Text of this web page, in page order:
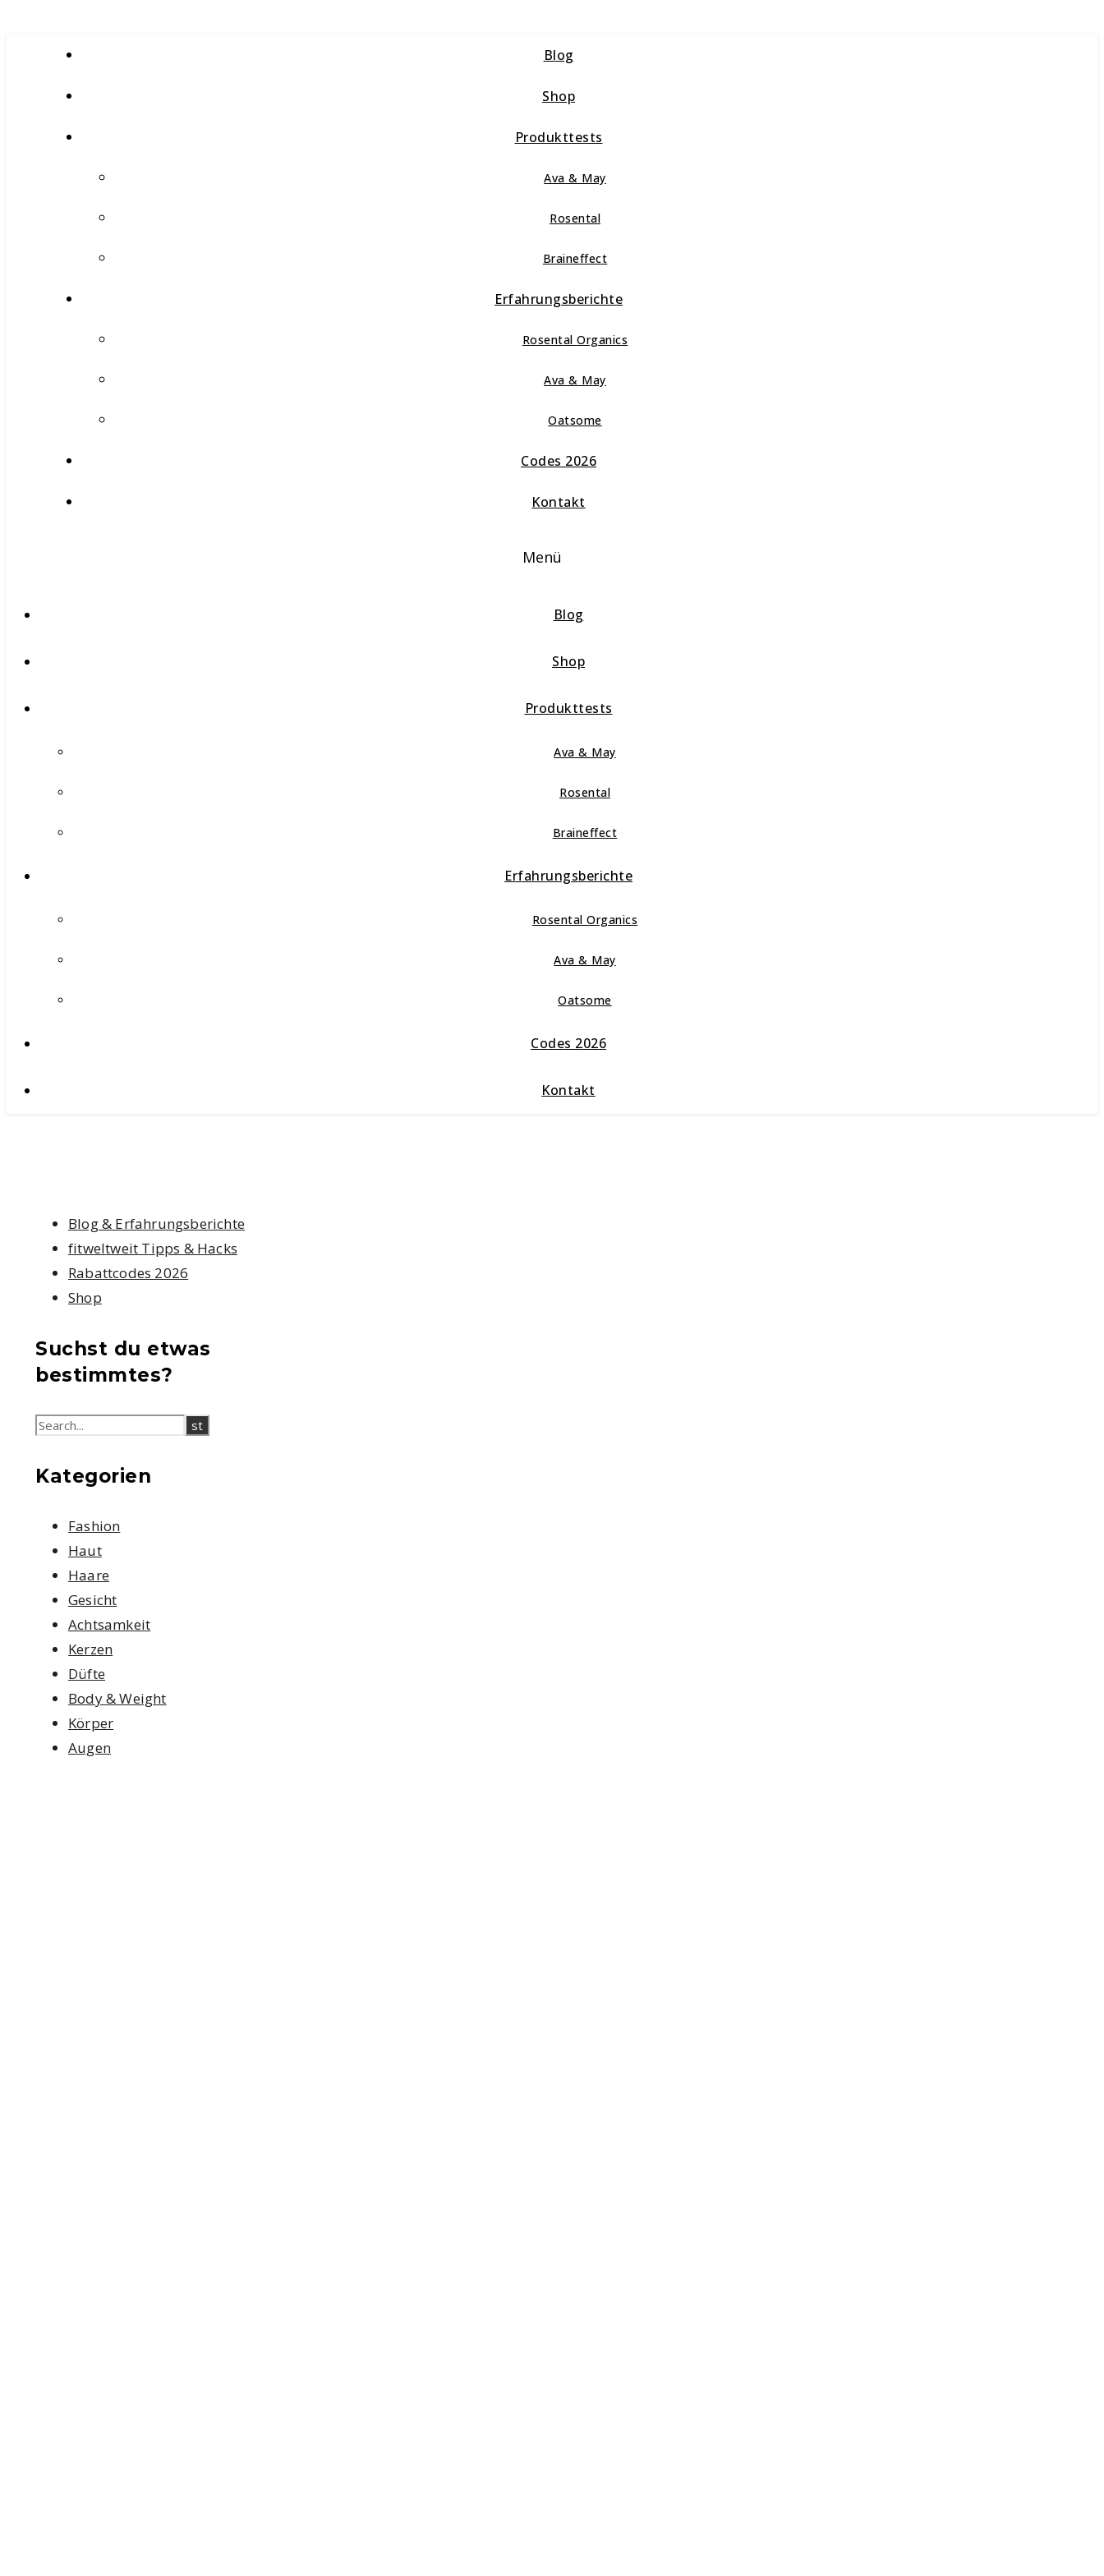
Blog
Shop
Produkttests
Ava & May
Rosental
Braineffect
Erfahrungsberichte
Rosental Organics
Ava & May
Oatsome
Codes 2026
Kontakt
Menü
Blog
Shop
Produkttests
Ava & May
Rosental
Braineffect
Erfahrungsberichte
Rosental Organics
Ava & May
Oatsome
Codes 2026
Kontakt
Blog & Erfahrungsberichte
fitweltweit Tipps & Hacks
Rabattcodes 2026
Shop
Suchst du etwas
bestimmtes?
Kategorien
Fashion
Haut
Haare
Gesicht
Achtsamkeit
Kerzen
Düfte
Body & Weight
Körper
Augen